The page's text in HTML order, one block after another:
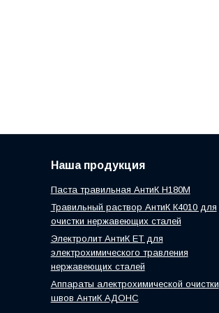
Наша продукция
Паста травильная АнтиК Н180М
Травильный раствор АнтиК К4010 для
очистки нержавеющих сталей
Электролит АнтиК ЕТ для
электрохимического травления
нержавеющих сталей
Аппараты алектрохимической очистки
швов АнтиК АДОНС